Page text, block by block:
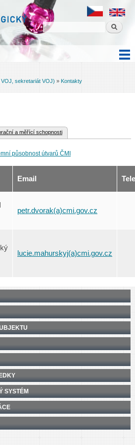
sekretariát VOJ) » Kontakty
a měřící schopnosti
působnost útvarů ČMI
Email
petr.dvorak(a)cmi.gov.cz
lucie.mahurskyj(a)cmi.gov.cz
SYSTÉM